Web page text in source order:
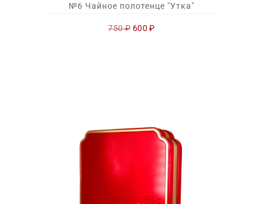
№6 Чайное полотенце "Утка"
750₽ Первоначальная
600₽Текущая